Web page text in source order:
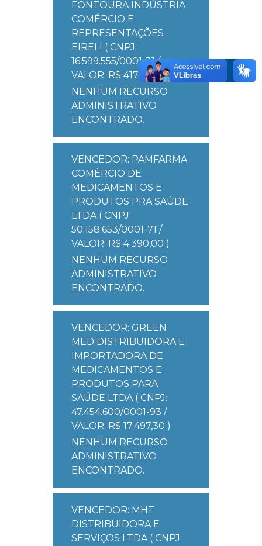
FONTOURA INDÚSTRIA
COMÉRCIO E
REPRESENTAÇÕES
EIRELI ( CNPJ:
16.599.555/0001-31 /
VALOR: R$ 417,60 )
NENHUM RECURSO
ADMINISTRATIVO
ENCONTRADO.
VENCEDOR: PAMFARMA
COMÉRCIO DE
MEDICAMENTOS E
PRODUTOS PRA SAÚDE
LTDA ( CNPJ:
50.158.653/0001-71 /
VALOR: R$ 4.390,00 )
NENHUM RECURSO
ADMINISTRATIVO
ENCONTRADO.
VENCEDOR: GREEN
MED DISTRIBUIDORA E
IMPORTADORA DE
MEDICAMENTOS E
PRODUTOS PARA
SAÚDE LTDA ( CNPJ:
47.454.600/0001-93 /
VALOR: R$ 17.497,30 )
NENHUM RECURSO
ADMINISTRATIVO
ENCONTRADO.
VENCEDOR: MHT
DISTRIBUIDORA E
SERVIÇOS LTDA ( CNPJ: